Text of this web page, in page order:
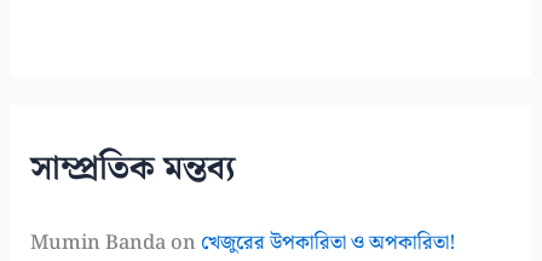
সাম্প্রতিক মন্তব্য
Mumin Bandaon খেজুরের উপকারিতা ও অপকারিতা!